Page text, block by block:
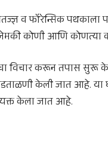
व फॉरेन्सिक
कोणी आणि कोणत्या
विचार करून तपास सुरू
केली जात आहे. या
केला जात आहे.